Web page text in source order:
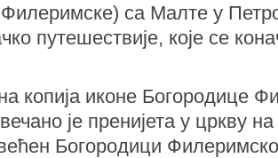
са Малте у
путешествије, које се
копија иконе Богородице
је пренијета у цркву
Богородици